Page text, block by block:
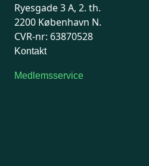
Ryesgade 3 A, 2. th.
2200 København N.
CVR-nr: 63870528
Kontakt
Medlemsservice